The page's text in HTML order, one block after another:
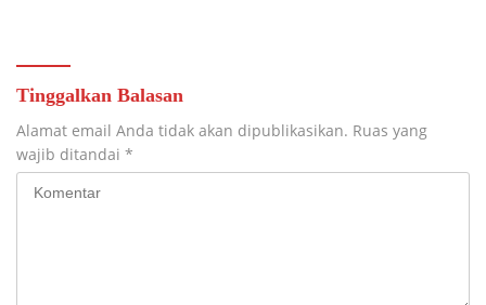
Tinggalkan Balasan
Alamat email Anda tidak akan dipublikasikan. Ruas yang
wajib ditandai *